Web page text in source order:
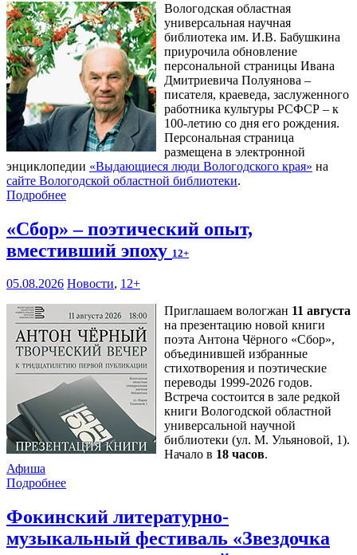
Вологодская областная
универсальная научная
библиотека им. И.В. Бабушкина
приурочила обновление
персональной страницы Ивана
Дмитриевича Полуянова –
писателя, краеведа, заслуженного
работника культуры РСФСР – к
100‑летию со дня его рождения.
Персональная страница
размещена в электронной
энциклопедии «Выдающиеся люди Вологодского края» на
сайте Вологодской областной библиотеки.
Подробнее
«Сбор» – поэтический опыт,
вместивший эпоху 12+
05.08.2026 Новости, 12+
Приглашаем вологжан 11 августа
на презентацию новой книги
поэта Антона Чёрного «Сбор»,
объединившей избранные
стихотворения и поэтические
переводы 1999-2026 годов.
Встреча состоится в зале редкой
книги Вологодской областной
универсальной научной
библиотеки (ул. М. Ульяновой, 1).
Начало в 18 часов.
Афиша
Подробнее
Фокинский литературно-
музыкальный фестиваль «Звездочка